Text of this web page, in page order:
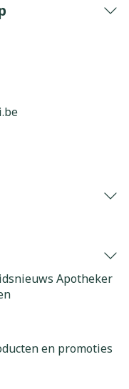
Apotheker
en promoties